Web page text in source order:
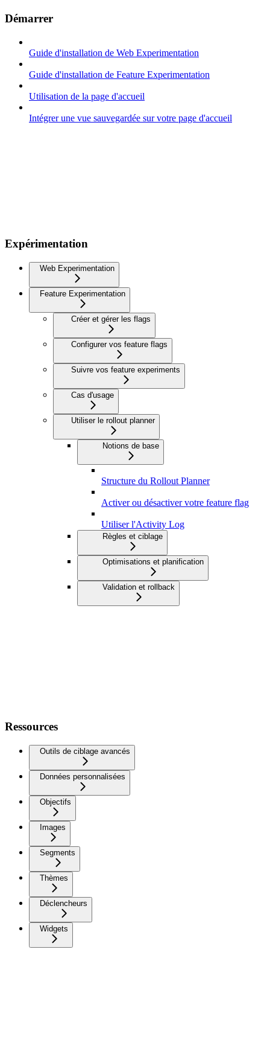
Démarrer
Guide d'installation de Web Experimentation
Guide d'installation de Feature Experimentation
Utilisation de la page d'accueil
Intégrer une vue sauvegardée sur votre page d'accueil
Expérimentation
Web Experimentation
Feature Experimentation
Créer et gérer les flags
Configurer vos feature flags
Suivre vos feature experiments
Cas d'usage
Utiliser le rollout planner
Notions de base
Structure du Rollout Planner
Activer ou désactiver votre feature flag
Utiliser l'Activity Log
Règles et ciblage
Optimisations et planification
Validation et rollback
Ressources
Outils de ciblage avancés
Données personnalisées
Objectifs
Images
Segments
Thèmes
Déclencheurs
Widgets